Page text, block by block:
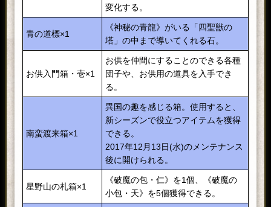
変化する。
青の道標×1
《神秘の青龍》がいる「四聖獣の
塔」の中まで導いてくれる石。
お供入門箱・壱×1
お供を仲間にすることのできる各種
団子や、お供用の道具を入手でき
る。
南蛮渡来箱×1
異国の趣を感じる箱。使用すると、
新シーズンで役立つアイテムを獲得
できる。
2017年12月13日(水)のメンテナンス
後に開けられる。
星野山の札箱×1
《破魔の包・仁》を1個、《破魔の
小包・天》を5個獲得できる。